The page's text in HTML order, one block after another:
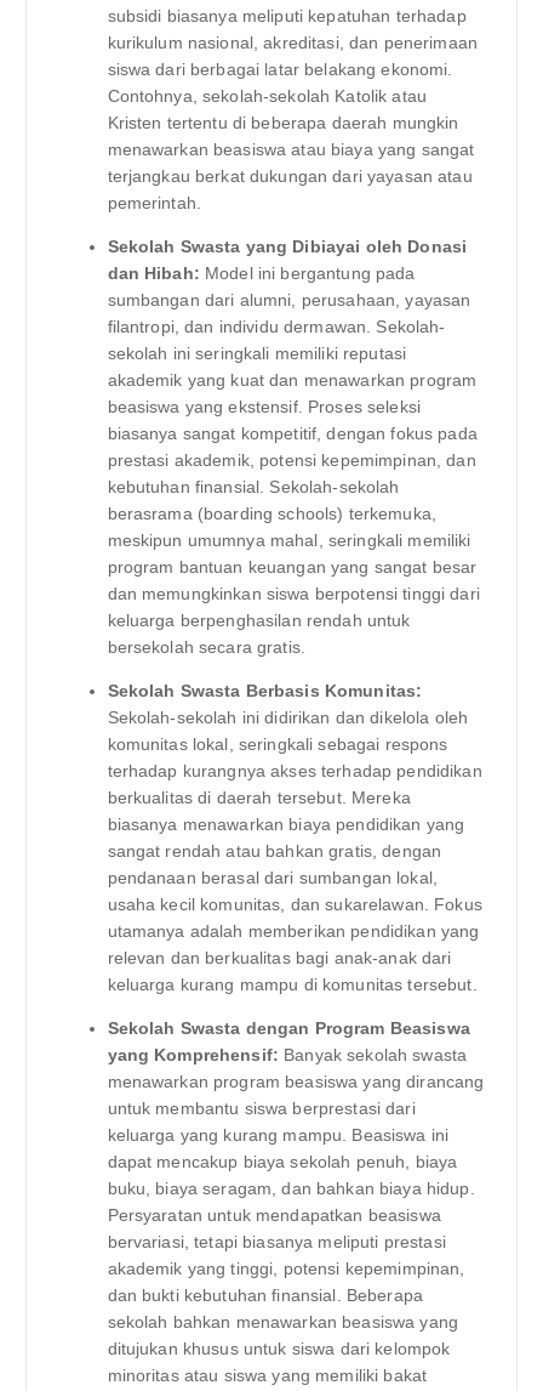
subsidi biasanya meliputi kepatuhan terhadap
kurikulum nasional, akreditasi, dan penerimaan
siswa dari berbagai latar belakang ekonomi.
Contohnya, sekolah-sekolah Katolik atau
Kristen tertentu di beberapa daerah mungkin
menawarkan beasiswa atau biaya yang sangat
terjangkau berkat dukungan dari yayasan atau
pemerintah.
Sekolah Swasta yang Dibiayai oleh Donasi
dan Hibah: Model ini bergantung pada
sumbangan dari alumni, perusahaan, yayasan
filantropi, dan individu dermawan. Sekolah-
sekolah ini seringkali memiliki reputasi
akademik yang kuat dan menawarkan program
beasiswa yang ekstensif. Proses seleksi
biasanya sangat kompetitif, dengan fokus pada
prestasi akademik, potensi kepemimpinan, dan
kebutuhan finansial. Sekolah-sekolah
berasrama (boarding schools) terkemuka,
meskipun umumnya mahal, seringkali memiliki
program bantuan keuangan yang sangat besar
dan memungkinkan siswa berpotensi tinggi dari
keluarga berpenghasilan rendah untuk
bersekolah secara gratis.
Sekolah Swasta Berbasis Komunitas:
Sekolah-sekolah ini didirikan dan dikelola oleh
komunitas lokal, seringkali sebagai respons
terhadap kurangnya akses terhadap pendidikan
berkualitas di daerah tersebut. Mereka
biasanya menawarkan biaya pendidikan yang
sangat rendah atau bahkan gratis, dengan
pendanaan berasal dari sumbangan lokal,
usaha kecil komunitas, dan sukarelawan. Fokus
utamanya adalah memberikan pendidikan yang
relevan dan berkualitas bagi anak-anak dari
keluarga kurang mampu di komunitas tersebut.
Sekolah Swasta dengan Program Beasiswa
yang Komprehensif: Banyak sekolah swasta
menawarkan program beasiswa yang dirancang
untuk membantu siswa berprestasi dari
keluarga yang kurang mampu. Beasiswa ini
dapat mencakup biaya sekolah penuh, biaya
buku, biaya seragam, dan bahkan biaya hidup.
Persyaratan untuk mendapatkan beasiswa
bervariasi, tetapi biasanya meliputi prestasi
akademik yang tinggi, potensi kepemimpinan,
dan bukti kebutuhan finansial. Beberapa
sekolah bahkan menawarkan beasiswa yang
ditujukan khusus untuk siswa dari kelompok
minoritas atau siswa yang memiliki bakat